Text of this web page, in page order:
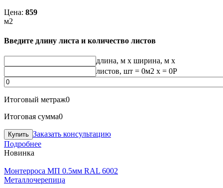
Цена: 859
м2
Введите длину листа и количество листов
длина, м x ширина, м x
листов, шт = 0м2 x = 0Р
Итоговый метраж0
Итоговая сумма0
Заказать консультацию
Подробнее
Новинка
Монтерроса МП 0.5мм RAL 6002
Металлочерепица